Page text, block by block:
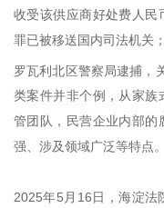
收受该供应商好处费人民
罪已被移送国内司法机关
罗瓦利北区警察局逮捕，
类案件并非个例，从家族
管团队，民营企业内部的
强、涉及领域广泛等特点。
2025年5月16日，海淀法